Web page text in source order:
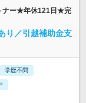
ナー★年休121日★完
り／引越補助金支
学歴不問